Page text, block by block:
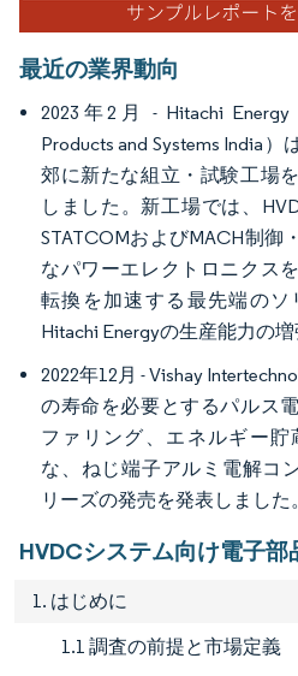
最近の業界動向
2023年2月 - Hitachi
Products and Systems India
郊に新たな組立・試験工場
しました。新工場では、
STATCOMおよびMACH制御
なパワーエレクトロニクス
転換を加速する最先端のソ
Hitachi Energyの生産能力の増
2022年12月 - Vishay
の寿命を必要とするパルス
ファリング、エネルギー
な、ねじ端子アルミ電解コ
リーズの発売を発表しました。
HVDCシステム向け電子
1. はじめに
1.1 調査の前提と市場定義